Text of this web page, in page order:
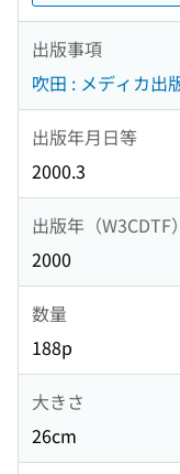
出版事項
吹田 : メディカ出
出版年月日等
2000.3
出版年（W3CDTF）
2000
数量
188p
大きさ
26cm